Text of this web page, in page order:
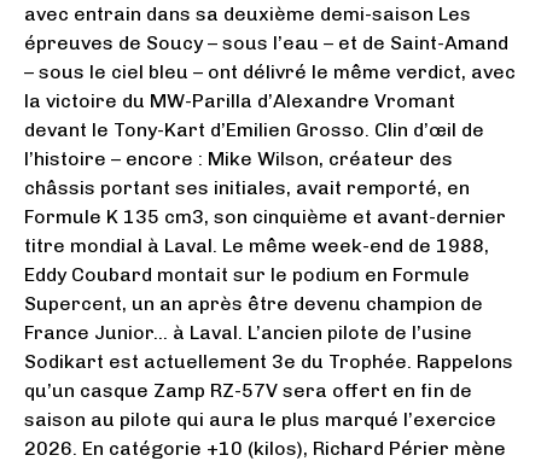
avec entrain dans sa deuxième demi-saison Les
épreuves de Soucy – sous l’eau – et de Saint-Amand
– sous le ciel bleu – ont délivré le même verdict, avec
la victoire du MW-Parilla d’Alexandre Vromant
devant le Tony-Kart d’Emilien Grosso. Clin d’œil de
l’histoire – encore : Mike Wilson, créateur des
châssis portant ses initiales, avait remporté, en
Formule K 135 cm3, son cinquième et avant-dernier
titre mondial à Laval. Le même week-end de 1988,
Eddy Coubard montait sur le podium en Formule
Supercent, un an après être devenu champion de
France Junior… à Laval. L’ancien pilote de l’usine
Sodikart est actuellement 3e du Trophée. Rappelons
qu’un casque Zamp RZ-57V sera offert en fin de
saison au pilote qui aura le plus marqué l’exercice
2026. En catégorie +10 (kilos), Richard Périer mène